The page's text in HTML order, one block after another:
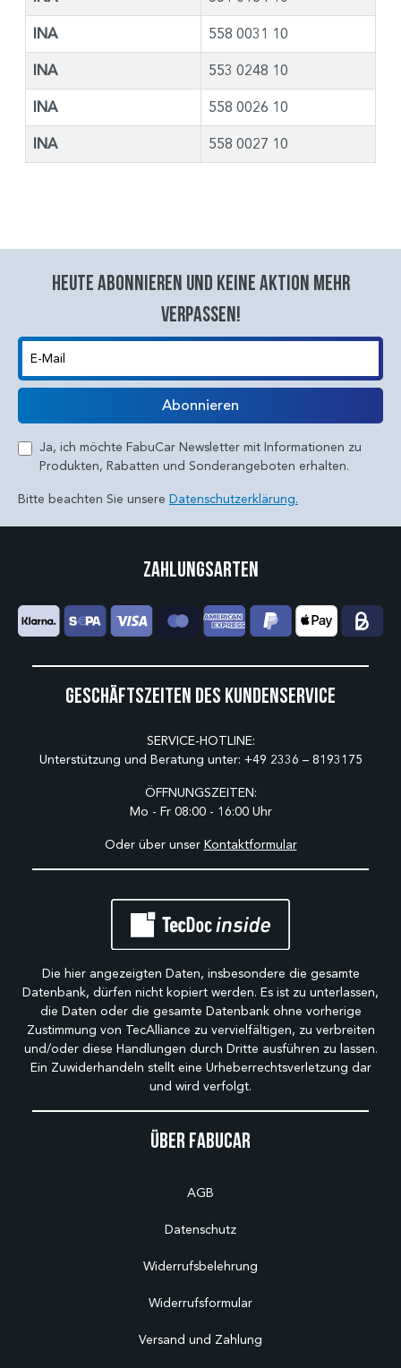
INA 558 0031 10
INA 553 0248 10
INA 558 0026 10
INA 558 0027 10
Heute abonnieren und keine aktion mehr
verpassen!
E-Mail
Abonnieren
Ja, ich möchte FabuCar Newsletter mit Informationen zu
Produkten, Rabatten und Sonderangeboten erhalten.
Bitte beachten Sie unsere Datenschutzerklärung.
Über Fabucar
AGB
Datenschutz
Widerrufsbelehrung
Widerrufsformular
Versand und Zahlung
Geschäftszeiten des Kundenservice
SERVICE-HOTLINE:
Unterstützung und Beratung unter: +49 2336 – 8193175
ÖFFNUNGSZEITEN:
Mo - Fr 08:00 - 16:00 Uhr
Oder über unser Kontaktformular
Zahlungsarten
Die hier angezeigten Daten, insbesondere die gesamte
Datenbank, dürfen nicht kopiert werden. Es ist zu unterlassen,
die Daten oder die gesamte Datenbank ohne vorherige
Zustimmung von TecAlliance zu vervielfältigen, zu verbreiten
und/oder diese Handlungen durch Dritte ausführen zu lassen.
Ein Zuwiderhandeln stellt eine Urheberrechtsverletzung dar
und wird verfolgt.